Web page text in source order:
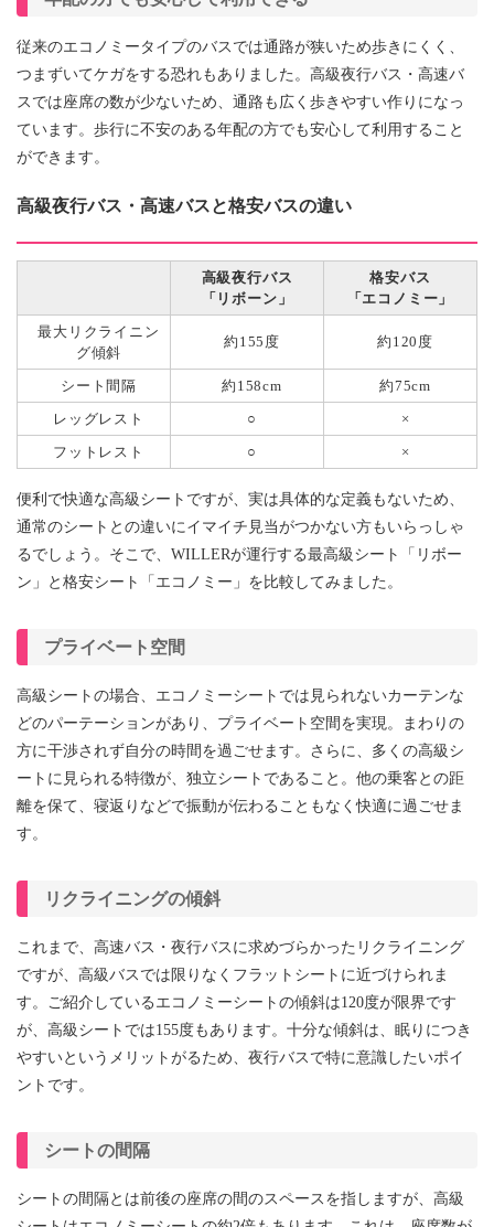
従来のエコノミータイプのバスでは通路が狭いため歩きにくく、
つまずいてケガをする恐れもありました。高級夜行バス・高速バ
スでは座席の数が少ないため、通路も広く歩きやすい作りになっ
ています。歩行に不安のある年配の方でも安心して利用すること
ができます。
高級夜行バス・高速バスと格安バスの違い
高級夜行バス
「リボーン」
格安バス
「エコノミー」
最大リクライニン
グ傾斜
約155度 約120度
シート間隔 約158cm
約75cm
レッグレスト
○
×
フットレスト
○ ×
便利で快適な高級シートですが、実は具体的な定義もないため、
通常のシートとの違いにイマイチ見当がつかない方もいらっしゃ
るでしょう。そこで、WILLERが運行する最高級シート「リボー
ン」と格安シート「エコノミー」を比較してみました。
プライベート空間
高級シートの場合、エコノミーシートでは見られないカーテンな
どのパーテーションがあり、プライベート空間を実現。まわりの
方に干渉されず自分の時間を過ごせます。さらに、多くの高級シ
ートに見られる特徴が、独立シートであること。他の乗客との距
離を保て、寝返りなどで振動が伝わることもなく快適に過ごせま
す。
リクライニングの傾斜
これまで、高速バス・夜行バスに求めづらかったリクライニング
ですが、高級バスでは限りなくフラットシートに近づけられま
す。ご紹介しているエコノミーシートの傾斜は120度が限界です
が、高級シートでは155度もあります。十分な傾斜は、眠りにつき
やすいというメリットがるため、夜行バスで特に意識したいポイ
ントです。
シートの間隔
シートの間隔とは前後の座席の間のスペースを指しますが、高級